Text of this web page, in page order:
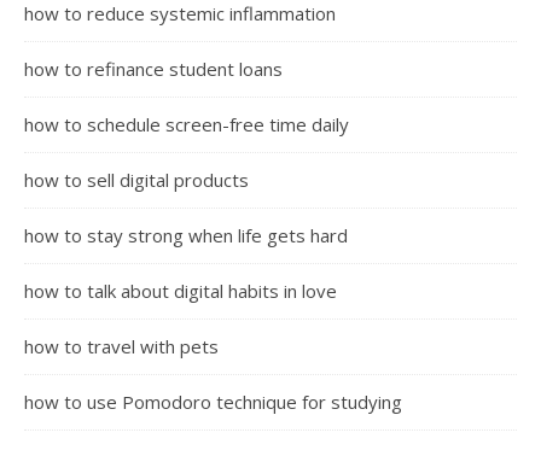
how to reduce systemic inflammation
how to refinance student loans
how to schedule screen-free time daily
how to sell digital products
how to stay strong when life gets hard
how to talk about digital habits in love
how to travel with pets
how to use Pomodoro technique for studying